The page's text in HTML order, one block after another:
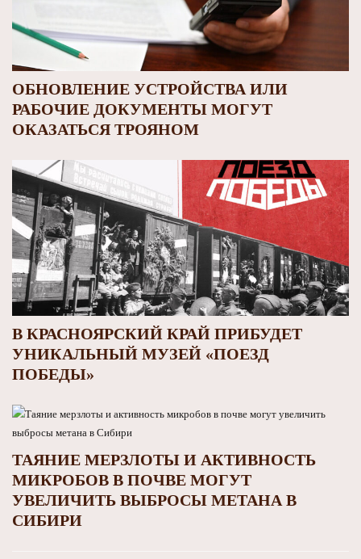
ОБНОВЛЕНИЕ УСТРОЙСТВА ИЛИ
РАБОЧИЕ ДОКУМЕНТЫ МОГУТ
ОКАЗАТЬСЯ ТРОЯНОМ
В КРАСНОЯРСКИЙ КРАЙ ПРИБУДЕТ
УНИКАЛЬНЫЙ МУЗЕЙ «ПОЕЗД
ПОБЕДЫ»
ТАЯНИЕ МЕРЗЛОТЫ И АКТИВНОСТЬ
МИКРОБОВ В ПОЧВЕ МОГУТ
УВЕЛИЧИТЬ ВЫБРОСЫ МЕТАНА В
СИБИРИ